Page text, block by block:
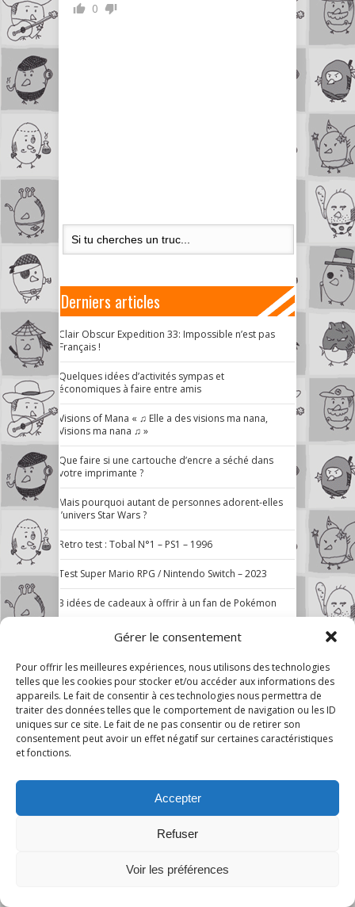
Gérer le consentement
Pour offrir les meilleures expériences, nous utilisons des technologies
telles que les cookies pour stocker et/ou accéder aux informations des
appareils. Le fait de consentir à ces technologies nous permettra de
traiter des données telles que le comportement de navigation ou les ID
uniques sur ce site. Le fait de ne pas consentir ou de retirer son
consentement peut avoir un effet négatif sur certaines caractéristiques
et fonctions.
Accepter
Refuser
Voir les préférences
0
Derniers articles
Clair Obscur Expedition 33: Impossible n’est pas
Français !
Quelques idées d’activités sympas et
économiques à faire entre amis
Visions of Mana « ♫ Elle a des visions ma nana,
Visions ma nana ♫ »
Que faire si une cartouche d’encre a séché dans
votre imprimante ?
Mais pourquoi autant de personnes adorent-elles
l’univers Star Wars ?
Retro test : Tobal N°1 – PS1 – 1996
Test Super Mario RPG / Nintendo Switch – 2023
3 idées de cadeaux à offrir à un fan de Pokémon